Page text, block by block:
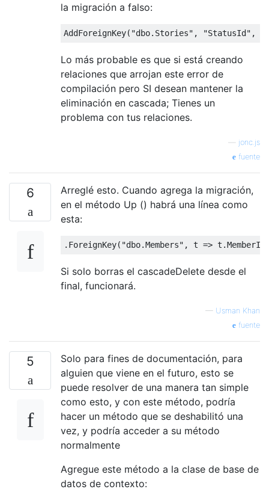
la migración a falso:
AddForeignKey( "dbo.Stories" , "StatusId" ,
Lo más probable es que si está creando
relaciones que arrojan este error de
compilación pero SI desean mantener la
eliminación en cascada; Tienes un
problema con tus relaciones.
jonc.js
fuente
6
Arreglé esto. Cuando agrega la migración,
en el método Up () habrá una línea como
esta:
. ForeignKey( "dbo.Members" , t => t .MemberId
Si solo borras el cascadeDelete desde el
final, funcionará.
— Usman Khan
fuente
5
Solo para fines de documentación, para
alguien que viene en el futuro, esto se
puede resolver de una manera tan simple
como esto, y con este método, podría
hacer un método que se deshabilitó una
vez, y podría acceder a su método
normalmente
Agregue este método a la clase de base de
datos de contexto: